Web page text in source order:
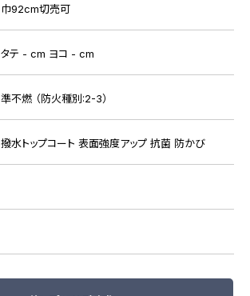
巾92cm切売可
タテ - cm ヨコ - cm
準不燃 （防火種別:2-3）
撥水トップコート 表面強度アップ 抗菌 防かび